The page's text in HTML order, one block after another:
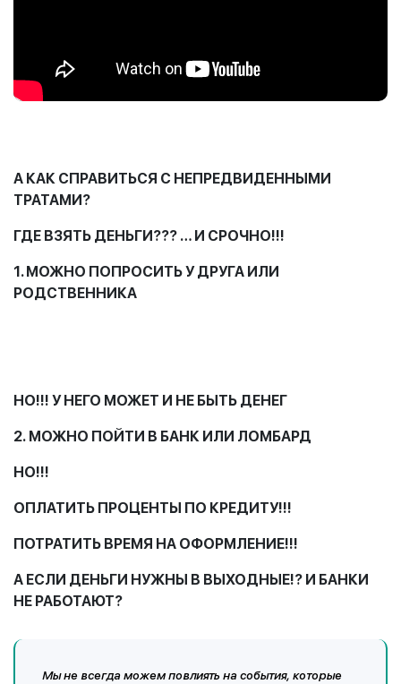
А КАК СПРАВИТЬСЯ С НЕПРЕДВИДЕННЫМИ
ТРАТАМИ?
ГДЕ ВЗЯТЬ ДЕНЬГИ??? … И СРОЧНО!!!
1 . МОЖНО ПОПРОСИТЬ У ДРУГА ИЛИ
РОДСТВЕННИКА
НО!!! У НЕГО МОЖЕТ И НЕ БЫТЬ ДЕНЕГ
2. МОЖНО ПОЙТИ В БАНК ИЛИ ЛОМБАРД
НО!!!
ОПЛАТИТЬ ПРОЦЕНТЫ ПО КРЕДИТУ!!!
ПОТРАТИТЬ ВРЕМЯ НА ОФОРМЛЕНИЕ!!!
А ЕСЛИ ДЕНЬГИ НУЖНЫ В ВЫХОДНЫЕ!? И БАНКИ
НЕ РАБОТАЮТ?
Мы не всегда можем повлиять на события, которые